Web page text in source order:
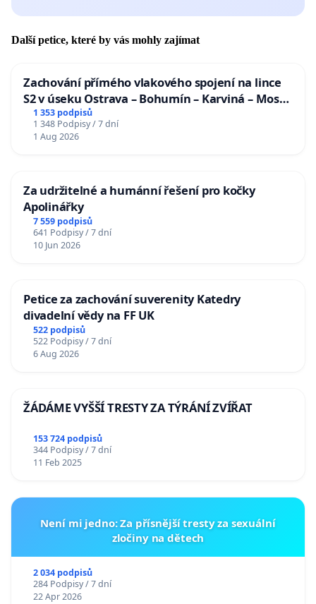
Další petice, které by vás mohly zajímat
Zachování přímého vlakového spojení na lince
S2 v úseku Ostrava – Bohumín – Karviná – Mosty
u Jablunkova
1 353 podpisů
1 348 Podpisy / 7 dní
1 Aug 2026
Za udržitelné a humánní řešení pro kočky
Apolinářky
7 559 podpisů
641 Podpisy / 7 dní
10 Jun 2026
Petice za zachování suverenity Katedry
divadelní vědy na FF UK
522 podpisů
522 Podpisy / 7 dní
6 Aug 2026
ŽÁDÁME VYŠŠÍ TRESTY ZA TÝRÁNÍ ZVÍŘAT
153 724 podpisů
344 Podpisy / 7 dní
11 Feb 2025
Není mi jedno: Za přísnější tresty za sexuální
zločiny na dětech
2 034 podpisů
284 Podpisy / 7 dní
22 Apr 2026